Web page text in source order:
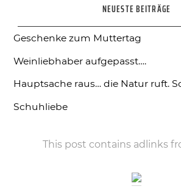
NEUESTE BEITRÄGE
Geschenke zum Muttertag
Weinliebhaber aufgepasst….
Hauptsache raus… die Natur ruft.
Schuhliebe
This post contains adlinks